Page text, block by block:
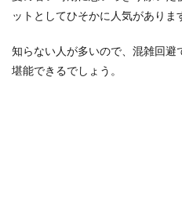
ットとしてひそかに人気がありま
知らない人が多いので、混雑回避
堪能できるでしょう。